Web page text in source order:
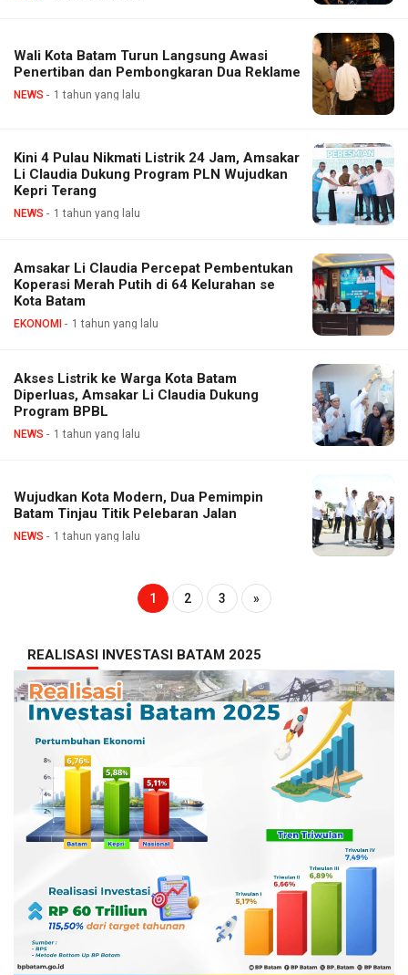
Wali Kota Batam Turun Langsung Awasi
Penertiban dan Pembongkaran Dua Reklame
NEWS 1 tahun yang lalu
Kini 4 Pulau Nikmati Listrik 24 Jam, Amsakar
Li Claudia Dukung Program PLN Wujudkan
Kepri Terang
NEWS 1 tahun yang lalu
Amsakar Li Claudia Percepat Pembentukan
Koperasi Merah Putih di 64 Kelurahan se
Kota Batam
EKONOMI 1 tahun yang lalu
Akses Listrik ke Warga Kota Batam
Diperluas, Amsakar Li Claudia Dukung
Program BPBL
NEWS 1 tahun yang lalu
Wujudkan Kota Modern, Dua Pemimpin
Batam Tinjau Titik Pelebaran Jalan
NEWS 1 tahun yang lalu
1 2 3 »
REALISASI INVESTASI BATAM 2025